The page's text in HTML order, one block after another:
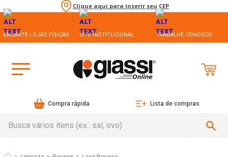
Clique aqui para inserir seu CEP
ENCARTE LOJAS FÍSICAS SITE INSTITUCIONAL TRABALHE CONOSCO
Compra rápida Lista de compras